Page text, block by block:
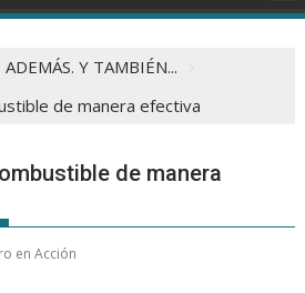
ADEMÁS. Y TAMBIÉN...
de manera efectiva
de manera
en Acción